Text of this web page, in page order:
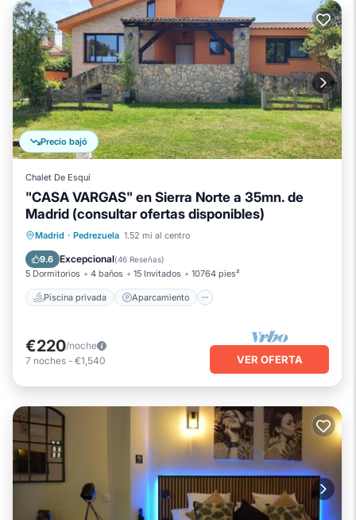
Precio bajó
Chalet De Esquí
"CASA VARGAS" en Sierra Norte a 35mn. de
Madrid (consultar ofertas disponibles)
Madrid · Pedrezuela 1.52 mi al centro
9.6 Excepcional(46 Reseñas)
5 Dormitorios 4 baños 15 Invitados 10764 pies²
Piscina privada Aparcamiento
Piscina privada
Aparcamiento
Piscina
Vista al mar
€220/noche
7 noches - €1,540 VER OFERTA